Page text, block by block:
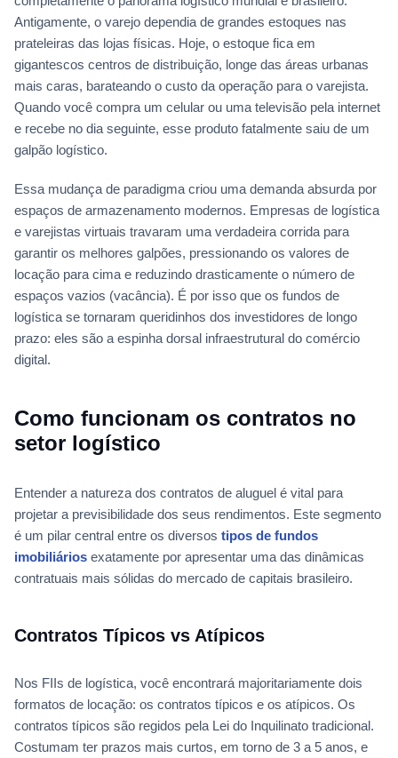
Antigamente, o varejo dependia de grandes estoques nas
prateleiras das lojas físicas. Hoje, o estoque fica em
gigantescos centros de distribuição, longe das áreas urbanas
mais caras, barateando o custo da operação para o varejista.
Quando você compra um celular ou uma televisão pela internet
e recebe no dia seguinte, esse produto fatalmente saiu de um
galpão logístico.
Essa mudança de paradigma criou uma demanda absurda por
espaços de armazenamento modernos. Empresas de logística
e varejistas virtuais travaram uma verdadeira corrida para
garantir os melhores galpões, pressionando os valores de
locação para cima e reduzindo drasticamente o número de
espaços vazios (vacância). É por isso que os fundos de
logística se tornaram queridinhos dos investidores de longo
prazo: eles são a espinha dorsal infraestrutural do comércio
digital.
Como funcionam os contratos no
setor logístico
Entender a natureza dos contratos de aluguel é vital para
projetar a previsibilidade dos seus rendimentos. Este segmento
é um pilar central entre os diversos tipos de fundos
imobiliários exatamente por apresentar uma das dinâmicas
contratuais mais sólidas do mercado de capitais brasileiro.
Contratos Típicos vs Atípicos
Nos FIIs de logística, você encontrará majoritariamente dois
formatos de locação: os contratos típicos e os atípicos. Os
contratos típicos são regidos pela Lei do Inquilinato tradicional.
Costumam ter prazos mais curtos, em torno de 3 a 5 anos, e